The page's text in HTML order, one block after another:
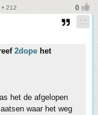
212
2dope het
het de afgelopen
waar het weg